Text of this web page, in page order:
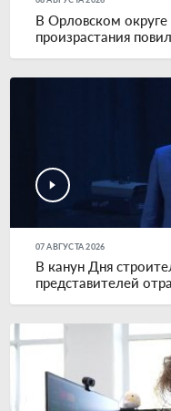
В Орловском
произрастания
07 АВГУСТА 2026
В канун Дня
представителей